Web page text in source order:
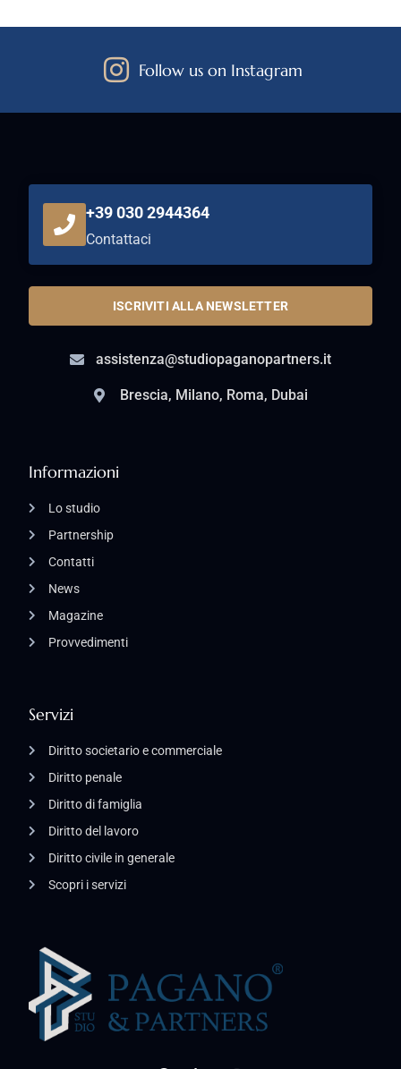
Follow us on Instagram
Servizi
Diritto societario e commerciale
Diritto penale
Diritto di famiglia
Diritto del lavoro
Diritto civile in generale
Scopri i servizi
Informazioni
Lo studio
Partnership
Contatti
News
Magazine
Provvedimenti
+39 030 2944364
Contattaci
ISCRIVITI ALLA NEWSLETTER
assistenza@studiopaganopartners.it
Brescia, Milano, Roma, Dubai